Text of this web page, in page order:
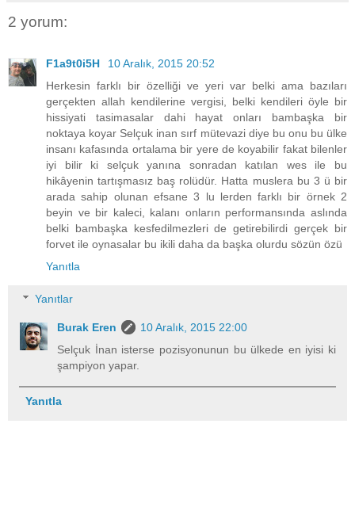
2 yorum:
F1a9t0i5H
10 Aralık, 2015 20:52
Herkesin farklı bir özelliği ve yeri var belki ama bazıları
gerçekten allah kendilerine vergisi, belki kendileri öyle bir
hissiyati tasimasalar dahi hayat onları bambaşka bir
noktaya koyar Selçuk inan sırf mütevazi diye bu onu bu ülke
insanı kafasında ortalama bir yere de koyabilir fakat bilenler
iyi bilir ki selçuk yanına sonradan katılan wes ile bu
hikâyenin tartışmasız baş rolüdür. Hatta muslera bu 3 ü bir
arada sahip olunan efsane 3 lu lerden farklı bir örnek 2
beyin ve bir kaleci, kalanı onların performansında aslında
belki bambaşka kesfedilmezleri de getirebilirdi gerçek bir
forvet ile oynasalar bu ikili daha da başka olurdu sözün özü
Yanıtla
Yanıtlar
Burak Eren
10 Aralık, 2015 22:00
Selçuk İnan isterse pozisyonunun bu ülkede en iyisi ki
şampiyon yapar.
Yanıtla